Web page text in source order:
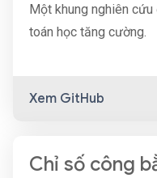
Một khung nghiên
toán học tăng cường.
Xem GitHub
Chỉ số công